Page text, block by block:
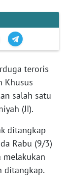
teroris
Khusus
salah satu
(JI).
ditangkap
Rabu (9/3)
melakukan
ditangkap.